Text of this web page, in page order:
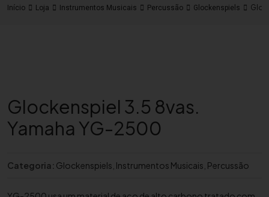
Início Loja Instrumentos Musicais Percussão Glockenspiels
Glockenspiel 3.5 8vas.
Yamaha YG-2500
Categoria: Glockenspiels Instrumentos Musicais Percussão